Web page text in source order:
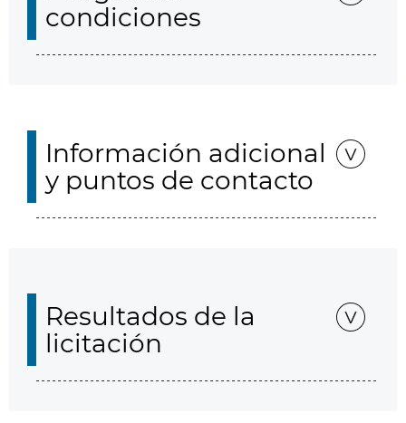
condiciones
Información adicional
y puntos de contacto
Resultados de la
licitación